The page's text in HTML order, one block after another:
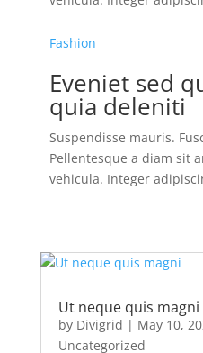
Fashion
Eveniet sed
quia deleniti
Suspendisse mauris.
Pellentesque a diam sit
vehicula. Integer
Ut neque quis magni
by Divigrid | May 10,
Uncategorized